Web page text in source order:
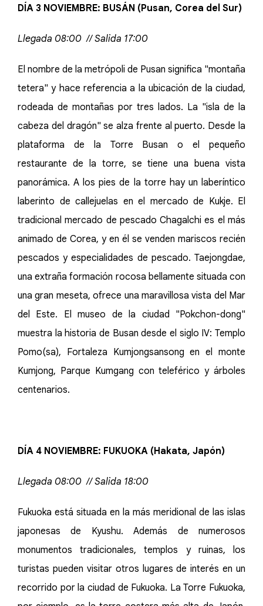
DÍA 3 NOVIEMBRE: BUSÁN (Pusan, Corea del Sur)
Llegada 08:00 // Salida 17:00
El nombre de la metrópoli de Pusan significa "montaña
tetera" y hace referencia a la ubicación de la ciudad,
rodeada de montañas por tres lados. La "isla de la
cabeza del dragón" se alza frente al puerto. Desde la
plataforma de la Torre Busan o el pequeño
restaurante de la torre, se tiene una buena vista
panorámica. A los pies de la torre hay un laberíntico
laberinto de callejuelas en el mercado de Kukje. El
tradicional mercado de pescado Chagalchi es el más
animado de Corea, y en él se venden mariscos recién
pescados y especialidades de pescado. Taejongdae,
una extraña formación rocosa bellamente situada con
una gran meseta, ofrece una maravillosa vista del Mar
del Este. El museo de la ciudad "Pokchon-dong"
muestra la historia de Busan desde el siglo IV: Templo
Pomo(sa), Fortaleza Kumjongsansong en el monte
Kumjong, Parque Kumgang con teleférico y árboles
centenarios.
DÍA 4 NOVIEMBRE: FUKUOKA (Hakata, Japón)
Llegada 08:00 // Salida 18:00
Fukuoka está situada en la más meridional de las islas
japonesas de Kyushu. Además de numerosos
monumentos tradicionales, templos y ruinas, los
turistas pueden visitar otros lugares de interés en un
recorrido por la ciudad de Fukuoka. La Torre Fukuoka,